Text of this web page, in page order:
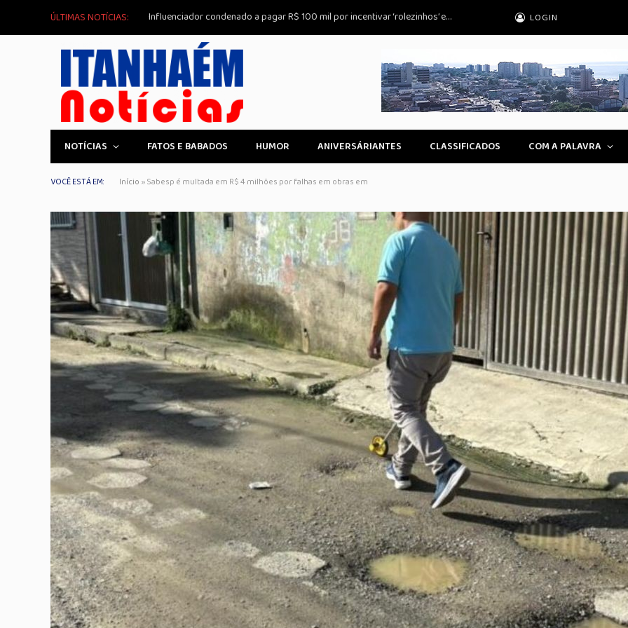
ÚLTIMAS NOTÍCIAS: Influenciador condenado a pagar R$ 100 mil por incentivar ‘rolezinhos’ em Peruíbe LOGIN
NOTÍCIAS FATOS E BABADOS HUMOR ANIVERSÁRIANTES CLASSIFICADOS COM A PALAVRA
VOCÊ ESTÁ EM: Início »Sabesp é multada em R$ 4 milhões por falhas em obras em